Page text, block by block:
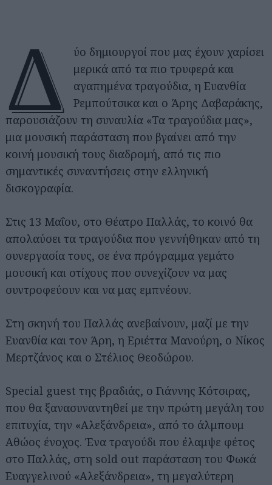
Δ
ύο δημιουργοί που μας έχουν χαρίσει
μερικά από τα πιο τρυφερά και
αγαπημένα τραγούδια, η Ευανθία
Ρεμπούτσικα και ο Άρης Δαβαράκης,
παρουσιάζουν τη συναυλία «Τα τραγούδια μας»,
μια μουσική παράσταση που βγαίνει από την
κοινή μουσική τους διαδρομή, από τις πιο
σημαντικές συναντήσεις στην ελληνική
δισκογραφία.
Στις 13 Μαΐου, στο Θέατρο Παλλάς, το κοινό θα
απολαύσει τα τραγούδια που γεννήθηκαν από τη
συνεργασία τους, σε ένα πρόγραμμα γεμάτο
μουσική και στίχους που συνεχίζουν να μας
συντροφεύουν και να μας εμπνέουν.
Στη σκηνή του Παλλάς ανεβαίνουν, μαζί με την
Ευανθία και τον Άρη, η Εριέττα Μανούρη, ο Νίκος
Μερτζάνος και ο Στέλιος Θεοδώρου.
Special guest της βραδιάς, ο Γιάννης Κότσιρας,
που θα ξανασυναντηθεί με την πρώτη μεγάλη του
επιτυχία, την «Αλεξάνδρεια», από το άλμπουμ
Αθώος ένοχος. Ένα τραγούδι που έλαμψε φέτος
στο Παλλάς, στη sold out παράσταση του Φωκά
Ευαγγελινού «Αλεξάνδρεια», τη μεγαλύτερη